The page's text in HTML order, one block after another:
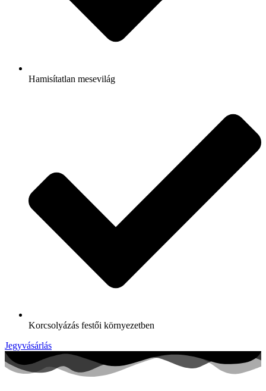
Hamisítatlan mesevilág
Korcsolyázás festői környezetben
Jegyvásárlás